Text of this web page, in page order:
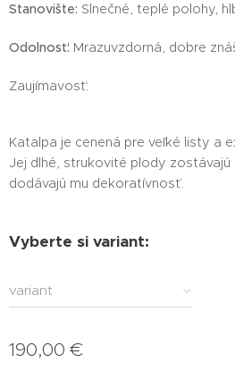
Stanovište: Slnečné, teplé polohy,
Odolnosť: Mrazuvzdorná, dobre
Zaujímavosť:
Katalpa je cenená pre veľké listy a
Jej dlhé, strukovité plody
dodávajú mu dekoratívnosť.
Vyberte si variant:
variant
190,00 €